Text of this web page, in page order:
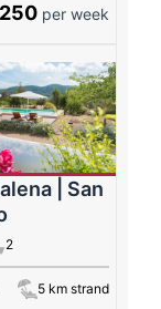
per week
| San
2
5 km strand